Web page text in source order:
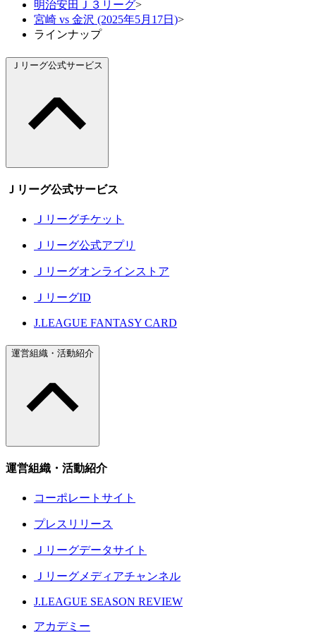
明治安田Ｊ３リーグ>
宮崎 vs 金沢 (2025年5月17日)>
ラインナップ
Ｊリーグ公式サービス
Ｊリーグ公式サービス
Ｊリーグチケット
Ｊリーグ公式アプリ
Ｊリーグオンラインストア
ＪリーグID
J.LEAGUE FANTASY CARD
運営組織・活動紹介
運営組織・活動紹介
コーポレートサイト
プレスリリース
Ｊリーグデータサイト
Ｊリーグメディアチャンネル
J.LEAGUE SEASON REVIEW
アカデミー